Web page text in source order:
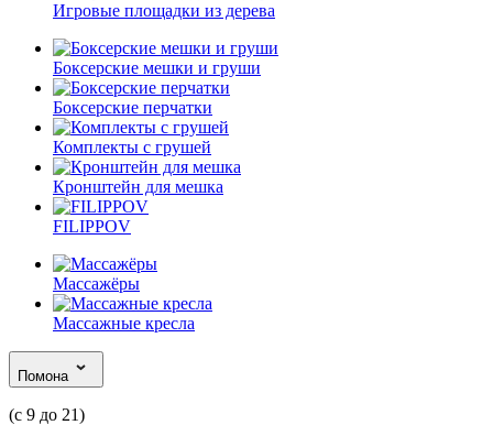
Игровые площадки из дерева
Боксерские мешки и груши
Боксерские перчатки
Комплекты с грушей
Кронштейн для мешка
FILIPPOV
Массажёры
Массажные кресла
Помона
(с 9 до 21)